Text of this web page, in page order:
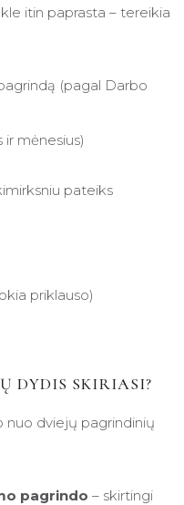
itin paprasta – tereikia
(pagal Darbo
mėnesius)
pateiks
priklauso)
DYDIS SKIRIASI?
nuo dviejų pagrindinių
pagrindo – skirtingi